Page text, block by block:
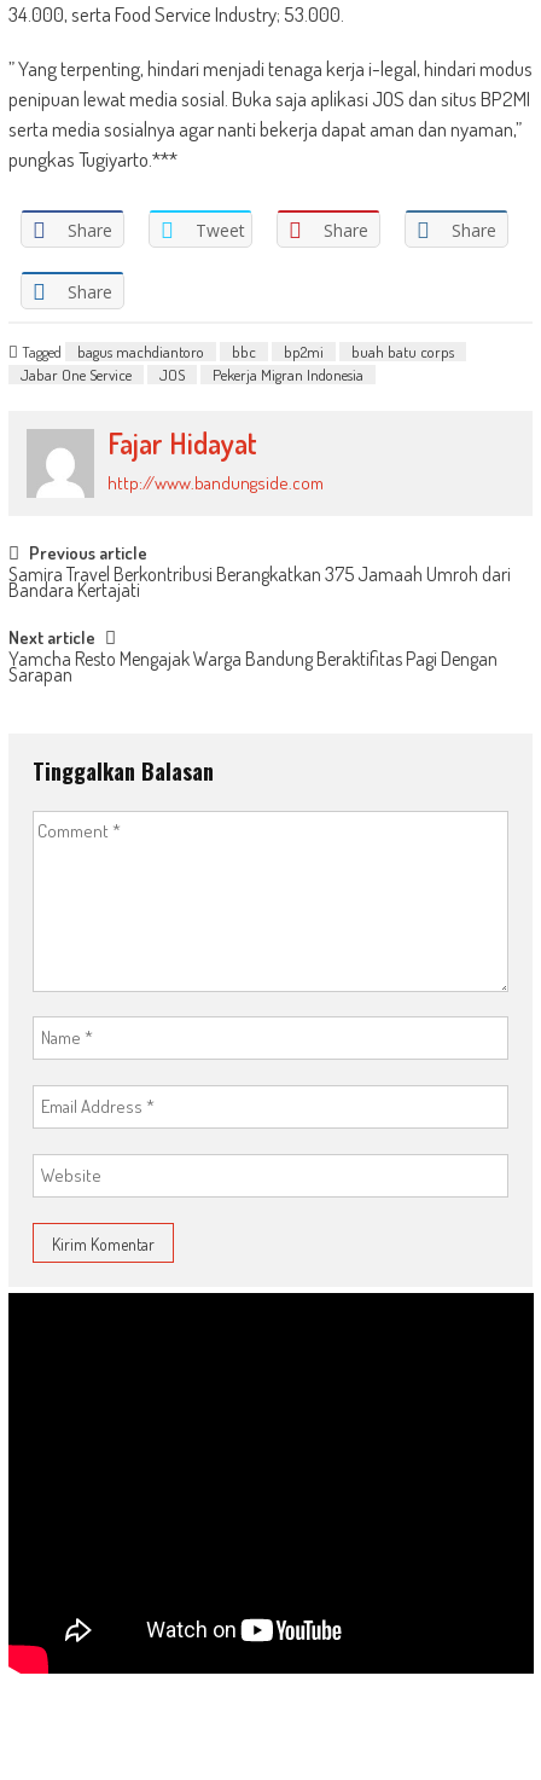
34.000, serta Food Service Industry; 53.000.
” Yang terpenting, hindari menjadi tenaga kerja i-legal, hindari modus
penipuan lewat media sosial. Buka saja aplikasi JOS dan situs BP2MI
serta media sosialnya agar nanti bekerja dapat aman dan nyaman,”
pungkas Tugiyarto.***
Share Tweet Share Share
Share
Tagged bagus machdiantoro bbc bp2mi
buah batu corps
Jabar One Service
JOS Pekerja Migran Indonesia
Fajar Hidayat
http://www.bandungside.com
Post
navigation
Previous article
Samira Travel Berkontribusi Berangkatkan 375 Jamaah Umroh dari
Bandara Kertajati
Next article
Yamcha Resto Mengajak Warga Bandung Beraktifitas Pagi Dengan
Sarapan
Tinggalkan Balasan